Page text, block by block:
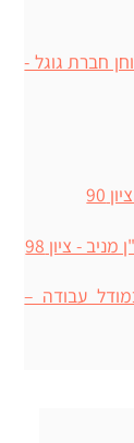
חברת גוגל -
90
- ציון 98
עבודה –